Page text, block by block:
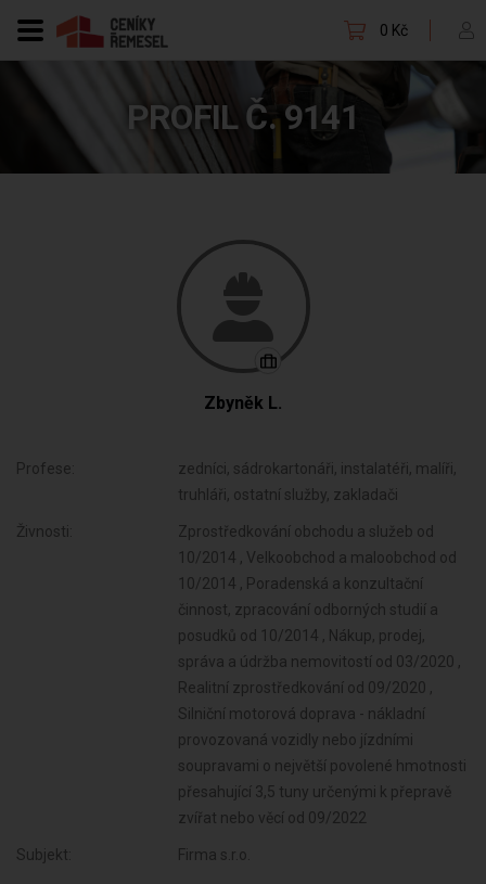
0 Kč
PROFIL Č. 9141
Zbyněk L.
Profese:
zedníci, sádrokartonáři, instalatéři, malíři,
truhláři, ostatní služby, zakladači
Živnosti:
Zprostředkování obchodu a služeb od
10/2014 , Velkoobchod a maloobchod od
10/2014 , Poradenská a konzultační
činnost, zpracování odborných studií a
posudků od 10/2014 , Nákup, prodej,
správa a údržba nemovitostí od 03/2020 ,
Realitní zprostředkování od 09/2020 ,
Silniční motorová doprava - nákladní
provozovaná vozidly nebo jízdními
soupravami o největší povolené hmotnosti
přesahující 3,5 tuny určenými k přepravě
zvířat nebo věcí od 09/2022
Subjekt: Firma s.r.o.